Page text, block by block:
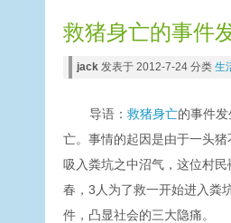
救猪身亡的事件
jack 发表于 2012-7-24 分类 生
导语： 救猪身亡的事件
亡。事情的起因是由于一头
吸入粪坑之中沼气，这位村
春，3人为了救一开始进入粪
件，凸显社会的三大隐痛。